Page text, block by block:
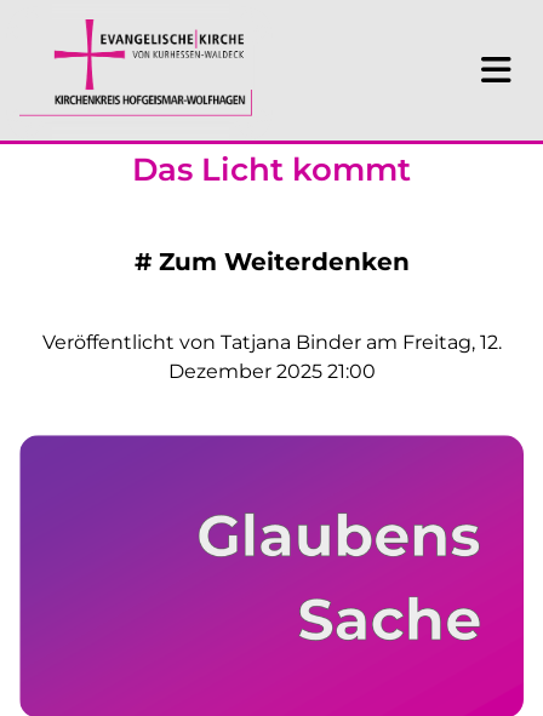
Das Licht kommt
# Zum Weiterdenken
Veröffentlicht von Tatjana Binder am Freitag, 12.
Dezember 2025 21:00